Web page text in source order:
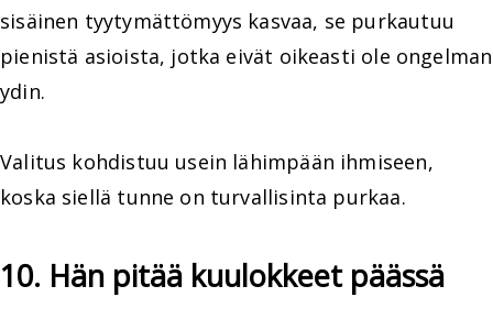
sisäinen tyytymättömyys kasvaa, se purkautuu
pienistä asioista, jotka eivät oikeasti ole ongelman
ydin.
Valitus kohdistuu usein lähimpään ihmiseen,
koska siellä tunne on turvallisinta purkaa.
10. Hän pitää kuulokkeet päässä